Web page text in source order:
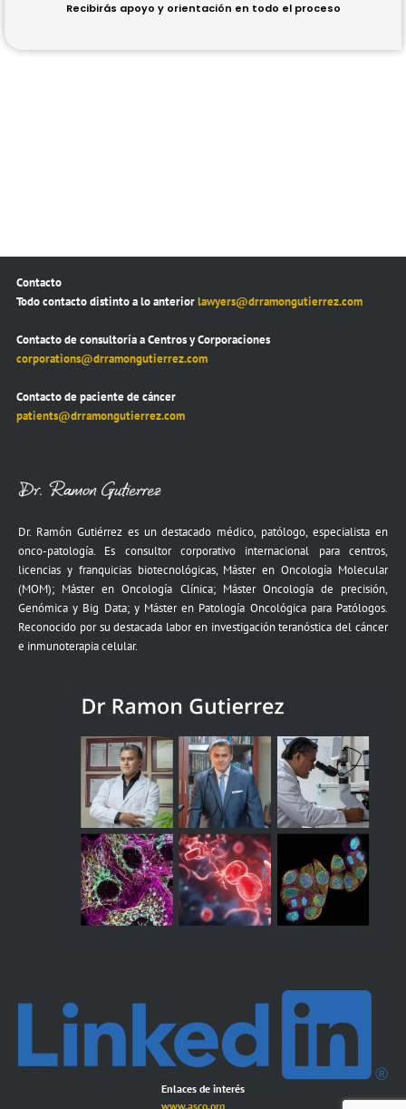
Recibirás apoyo y orientación en todo el proceso
Contacto
Todo contacto distinto a lo anteriorlawyers@drramongutierrez.com
Contacto de consultoría a Centros y Corporaciones
corporations@drramongutierrez.com
Contacto de paciente de cáncer
patients@drramongutierrez.com
Dr. Ramón Gutiérrez es un destacado médico, patólogo, especialista en
onco-patología. Es consultor corporativo internacional para centros,
licencias y franquicias biotecnológicas, Máster en Oncología Molecular
(MOM); Máster en Oncología Clínica; Máster Oncología de precisión,
Genómica y Big Data; y Máster en Patología Oncológica para Patólogos.
Reconocido por su destacada labor en investigación teranóstica del cáncer
e inmunoterapia celular.
Enlaces de interés
www.asco.org